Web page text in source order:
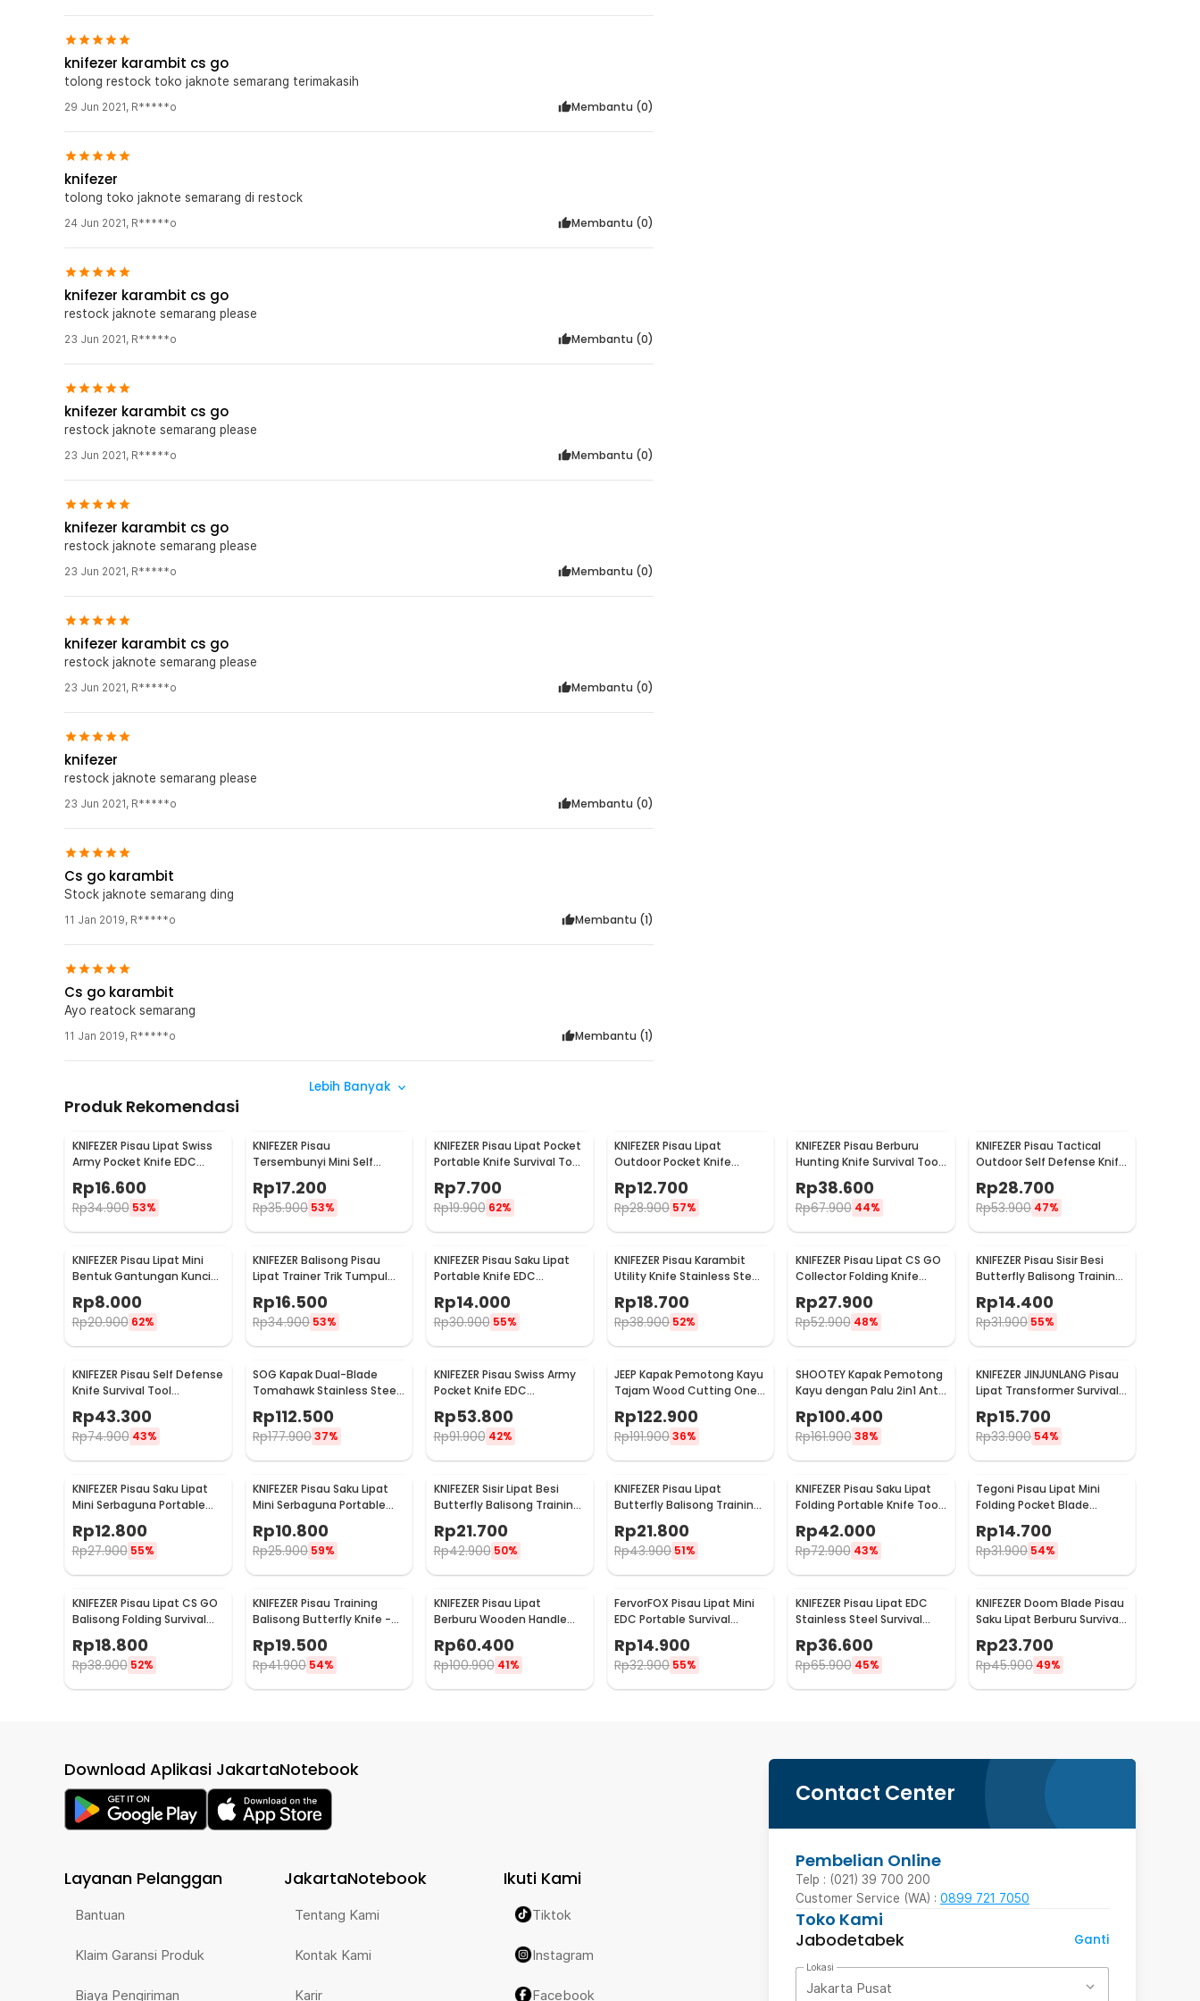
knifezer karambit cs go
tolong restock toko jaknote semarang terimakasih
29 Jun 2021, R*****o Membantu (0)
knifezer
tolong toko jaknote semarang di restock
24 Jun 2021, R*****o Membantu (0)
knifezer karambit cs go
restock jaknote semarang please
23 Jun 2021, R*****o Membantu (0)
knifezer karambit cs go
restock jaknote semarang please
23 Jun 2021, R*****o Membantu (0)
knifezer karambit cs go
restock jaknote semarang please
23 Jun 2021, R*****o Membantu (0)
knifezer karambit cs go
restock jaknote semarang please
23 Jun 2021, R*****o Membantu (0)
knifezer
restock jaknote semarang please
23 Jun 2021, R*****o Membantu (0)
Cs go karambit
Stock jaknote semarang ding
11 Jan 2019, R*****o Membantu (1)
Cs go karambit
Ayo reatock semarang
11 Jan 2019, R*****o Membantu (1)
Lebih Banyak
Produk Rekomendasi
KNIFEZER Pisau Lipat Swiss
Army Pocket Knife EDC
Multifungsi 11in1 - A3011
Rp16.600
Rp34.900 53%
KNIFEZER Pisau
Tersembunyi Mini Self
Steel - H19
Rp17.200
Rp35.900 53%
KNIFEZER Pisau Lipat Pocket
Portable Knife Survival Tool
Rp7.700
Rp19.900 62%
KNIFEZER Pisau Lipat
Outdoor Pocket Knife
Carabiner - W24
Rp12.700
Rp28.900 57%
KNIFEZER Pisau Berburu
Hunting Knife Survival Tool
Stainless Steel - BUCK076
Rp38.600
Rp67.900 44%
KNIFEZER Pisau Tactical
Outdoor Self Defense Knife
Stainless Steel - D578M
Rp28.700
Rp53.900 47%
KNIFEZER Pisau Lipat Mini
Bentuk Gantungan Kunci
EDC Stainless Steel - MKE13
Rp8.000
Rp20.900 62%
KNIFEZER Balisong Pisau
Lipat Trainer Trik Tumpul
Stainless Steel - C27
Rp16.500
Rp34.900 53%
KNIFEZER Pisau Saku Lipat
Portable Knife EDC
CS-ZDD01
Rp14.000
Rp30.900 55%
KNIFEZER Pisau Karambit
Utility Knife Stainless Steel
Koleksi CS GO - H12
Rp18.700
Rp38.900 52%
KNIFEZER Pisau Lipat CS GO
Collector Folding Knife
Head - K390
Rp27.900
Rp52.900 48%
KNIFEZER Pisau Sisir Besi
Butterfly Balisong Training
Rp14.400
Rp31.900 55%
KNIFEZER Pisau Self Defense
Knife Survival Tool
ColdSteel Straight - 17T
Rp43.300
Rp74.900 43%
SOG Kapak Dual-Blade
Tomahawk Stainless Steel
Rp112.500
Rp177.90037%
KNIFEZER Pisau Swiss Army
Pocket Knife EDC
Multifungsi - MKE16
Rp53.800
Rp91.900 42%
JEEP Kapak Pemotong Kayu
Tajam Wood Cutting One
Rp122.900
Rp191.90036%
SHOOTEY Kapak Pemotong
Kayu dengan Palu 2in1 Anti
A018
Rp100.400
Rp161.900 38%
KNIFEZER JINJUNLANG Pisau
Lipat Transformer Survival
Rp15.700
Rp33.900 54%
KNIFEZER Pisau Saku Lipat
Mini Serbaguna Portable
Knife Survival - W46
Rp12.800
Rp27.900 55%
KNIFEZER Pisau Saku Lipat
Mini Serbaguna Portable
Knife Survival Tool - W33
Rp10.800
Rp25.900 59%
KNIFEZER Sisir Lipat Besi
Butterfly Balisong Training
Rp21.700
Rp42.900 50%
KNIFEZER Pisau Lipat
Butterfly Balisong Training
Portable Knife - C28
Rp21.800
Rp43.900 51%
KNIFEZER Pisau Saku Lipat
Folding Portable Knife Tool
Rp42.000
Rp72.900 43%
Tegoni Pisau Lipat Mini
Folding Pocket Blade
EO02732
Rp14.700
Rp31.900 54%
KNIFEZER Pisau Lipat CS GO
Balisong Folding Survival
Outdoor Knife - C3
Rp18.800
Rp38.900 52%
KNIFEZER Pisau Training
Balisong Butterfly Knife -
Rp19.500
Rp41.900 54%
KNIFEZER Pisau Lipat
Berburu Wooden Handle
Outdoor Survival Knife -
CBF64
Rp60.400
Rp100.900 41%
FervorFOX Pisau Lipat Mini
EDC Portable Survival
Rp14.900
Rp32.900 55%
KNIFEZER Pisau Lipat EDC
Stainless Steel Survival
Outdoor Knife - 440C
Rp36.600
Rp65.900 45%
KNIFEZER Doom Blade Pisau
Saku Lipat Berburu Survival
Knife EDC 200mm - 57HRC
Rp23.700
Rp45.900 49%
Contact Center
Pembelian Online
Telp : (021) 39 700 200
Customer Service (WA) : 0899 721 7050
Toko Kami
Jabodetabek
Ganti
Lokasi
Jakarta Pusat
Download Aplikasi JakartaNotebook
Layanan Pelanggan
Bantuan
Klaim Garansi Produk
Biaya Pengiriman
JakartaNotebook
Tentang Kami
Kontak Kami
Karir
Ikuti Kami
Tiktok
Instagram
Facebook